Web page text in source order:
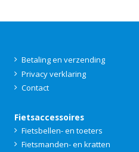
Betaling en verzending
Privacy verklaring
Contact
Fietsaccessoires
Fietsbellen- en toeters
Fietsmanden- en kratten